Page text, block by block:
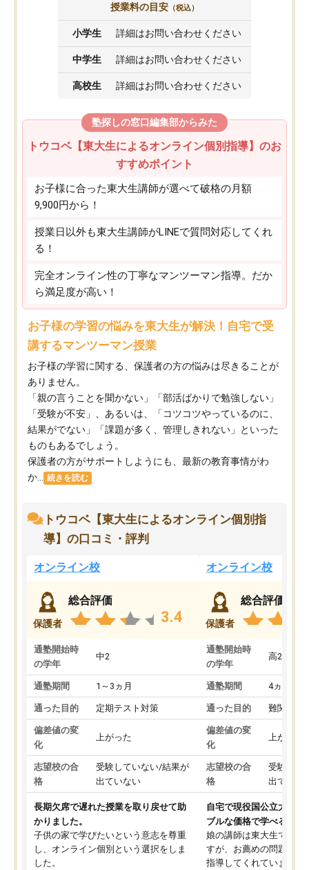
授業料の目安 （税込）
小学生 詳細はお問い合わせください
中学生 詳細はお問い合わせください
高校生 詳細はお問い合わせください
塾探しの窓口編集部からみた
トウコベ【東大生によるオンライン個別指導】のお
すすめポイント
お子様に合った東大生講師が選べて破格の月額
9,900円から！
授業日以外も東大生講師がLINEで質問対応してくれ
る！
完全オンライン性の丁寧なマンツーマン指導。だか
ら満足度が高い！
お子様の学習の悩みを東大生が解決！自宅で受
講するマンツーマン授業
お子様の学習に関する、保護者の方の悩みは尽きることが
ありません。
「親の言うことを聞かない」「部活ばかりで勉強しない」
「受験が不安」、あるいは、「コツコツやっているのに、
結果がでない」「課題が多く、管理しきれない」といった
ものもあるでしょう。
保護者の方がサポートしようにも、最新の教育事情がわ
か...
続きを読む
トウコベ【東大生によるオンライン個別指
導】の口コミ・評判
オンライン校
保護者
総合評価
3.4
通塾開始時
の学年
中2
通塾期間 1～3ヵ月
通った目的 定期テスト対策
偏差値の変
化
上がった
志望校の合
格
受験していない/結果が
出ていない
長期欠席で遅れた授業を取り戻せて助
かりました。
子供の家で学びたいという意志を尊重
し、オンライン個別という選択をしま
した。
オンライン校
保護者
総合評価
通塾開始時
の学年
高2
通塾期間 4ヵ月～1
通った目的 難関私立
偏差値の変
化
上がった
志望校の合
格
受験して
出ていな
自宅で現役国公立大学生
ブルな価格で学べる
娘の講師は東大生では無
すが、お薦めの問題集や
指導してくれています。